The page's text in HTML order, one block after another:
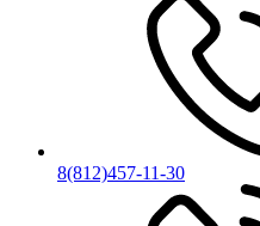
8(812)457-11-30